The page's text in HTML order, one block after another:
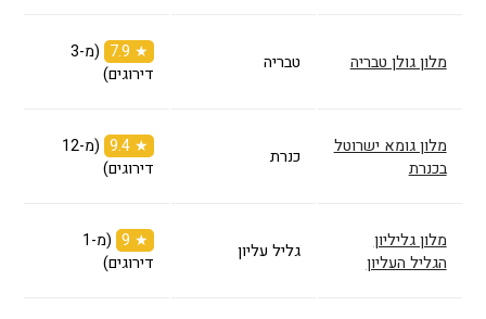
מלון גולן טבריה טבריה ★ 7.9
(מ-3
דירוגים)
מלון גומא ישרוטל
בכנרת
כנרת ★ 9.4
(מ-12
דירוגים)
מלון גליליון
הגליל העליון
גליל עליון ★ 9
(מ-1
דירוגים)